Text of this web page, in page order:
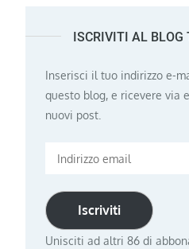
articoli
ISCRIVITI AL
Inserisci il tuo indirizzo e-
questo blog, e ricevere via
nuovi post.
Indirizzo
Iscriviti
Unisciti ad altri 86 di